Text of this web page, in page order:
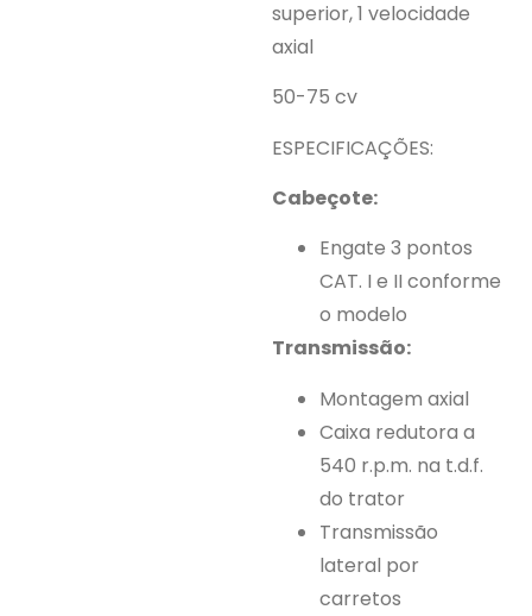
superior, 1 velocidade
axial
50-75 cv
ESPECIFICAÇÕES:
Cabeçote:
Engate 3 pontos
CAT. I e II conforme
o modelo
Transmissão:
Montagem axial
Caixa redutora a
540 r.p.m. na t.d.f.
do trator
Transmissão
lateral por
carretos